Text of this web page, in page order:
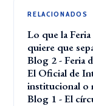
RELACIONADOS
Lo que la
quiere que
Blog 2 - Feria
El Oficial de
institucional o
Blog 1 - El